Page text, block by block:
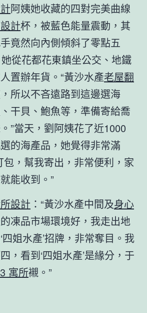
阿姨她收藏的四對完美曲線
計杯，被藍色能量震動，其
竟然向內側傾斜了零點五
從花都花東鎮坐公交、地鐵
置辦年貨。“黃沙水產老屋翻
所以不吝遠路到這邊選海
干貝、鮑魚等，準備寄給喬
”當天，劉阿姨花了近1000
的海產品，她覺得非常滿
包，幫我寄出，非常便利，家
能收到。”
設計 ：“黃沙水產中間及身心
凍品市場環境好，我走出地
姐水產’招牌，非常奪目。我
，看到‘四姐水產’是緣分，于
寓所襯。”